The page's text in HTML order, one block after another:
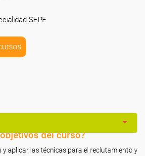
SEPE
del curso?
aplicar las técnicas para el reclutamiento y